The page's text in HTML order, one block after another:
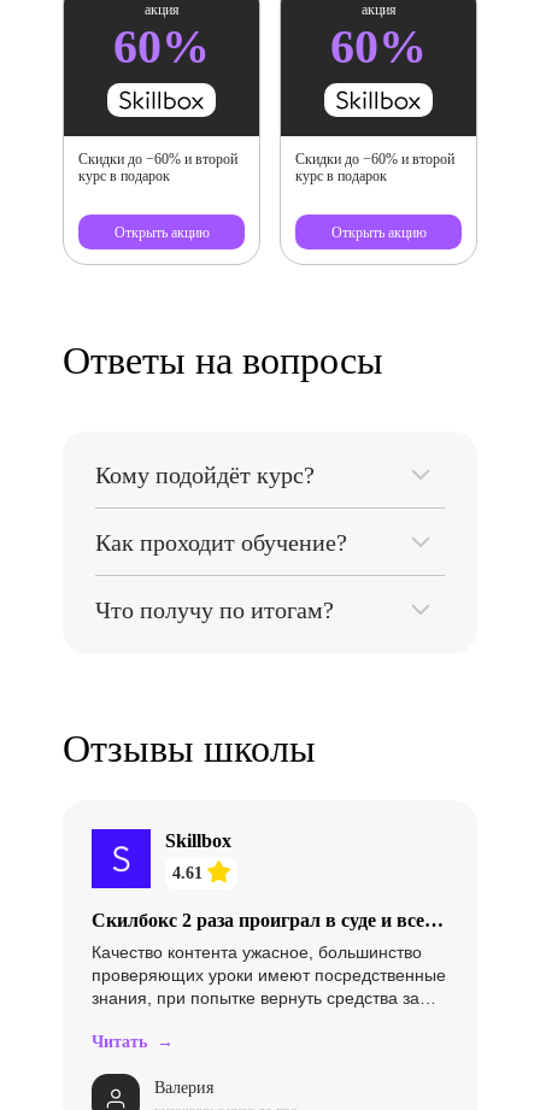
акция
60%
Скидки до −60% и второй
курс в подарок
Открыть акцию
акция
60%
Скидки до −60% и второй
курс в подарок
Открыть акцию
Ответы на вопросы
Кому подойдёт курс?
получить практику.
Как проходит обучение?
по программе.
Что получу по итогам?
Отзывы школы
Skillbox
4.61
Скилбокс 2 раза проиграл в суде и все
еще тянет время, чтобы не возвращать
Качество контента ужасное, большинство
проверяющих уроки имеют посредственные
знания, при попытке вернуть средства за
апеллирует незаконными формулами и
ВЫИГРАЛА СУД У СКИЛБОКСА 2 РАЗА,
Читать →
Валерия